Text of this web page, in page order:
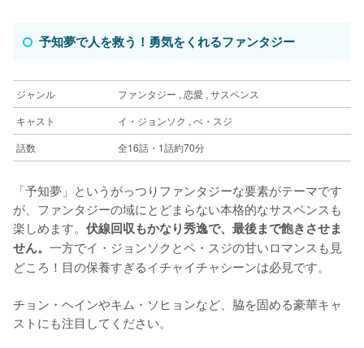
予知夢で人を救う！勇気をくれるファンタジー
ジャンル
ファンタジー , 恋愛 , サスペンス
キャスト
イ・ジョンソク , ぺ・スジ
話数
全16話・1話約70分
「予知夢」というがっつりファンタジーな要素がテーマです
が、ファンタジーの域にとどまらない本格的なサスペンスも
楽しめます。 伏線回収もかなり秀逸で、最後まで飽きさせま
せん。 一方でイ・ジョンソクとペ・スジの甘いロマンスも見
どころ！目の保養すぎるイチャイチャシーンは必見です。
チョン・ヘインやキム・ソヒョンなど、脇を固める豪華キャ
ストにも注目してください。